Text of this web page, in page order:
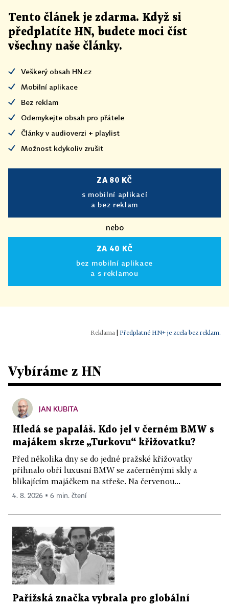
Tento článek je zdarma. Když si
předplatíte HN, budete moci číst
všechny naše články.
Veškerý obsah HN.cz
Mobilní aplikace
Bez reklam
Odemykejte obsah pro přátele
Články v audioverzi + playlist
Možnost kdykoliv zrušit
ZA 80 KČ
s mobilní aplikací
a bez reklam
nebo
ZA 40 KČ
bez mobilní aplikace
a s reklamou
Předplatné HN+ je zcela bez reklam.
Vybíráme z HN
JAN KUBITA
Hledá se papaláš. Kdo jel v černém BMW s
majákem skrze „Turkovu“ křižovatku?
Před několika dny se do jedné pražské křižovatky
přihnalo obří luxusní BMW se začerněnými skly a
blikajícím majáčkem na střeše. Na červenou...
4. 8. 2026 ▪ 6 min. čtení
Pařížská značka vybrala pro globální